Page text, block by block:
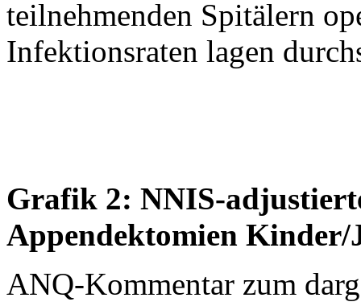
teilnehmenden Spitälern
Infektionsraten lagen
Grafik 2: NNIS-
Appendektomien Kinder/
ANQ-Kommentar zum